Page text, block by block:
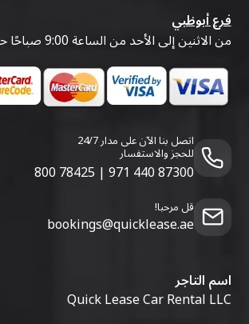
فرع أبوظبي
من الاثنين إلى الأحد من الساعة 9:00 صباحًا حتى 07:00 مساءً
اتصل بنا الآن على مدار 24/7
للحجز والاستفسار
800 78425 | 971 440 87300
قل مرحبا!
bookings@quicklease.ae
اسم التاجر
Quick Lease Car Rental LLC